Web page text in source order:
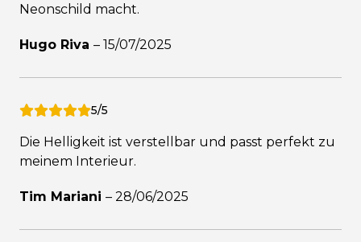
Neonschild macht.
Hugo Riva – 15/07/2025
5/5
Die Helligkeit ist verstellbar und passt perfekt zu
meinem Interieur.
Tim Mariani – 28/06/2025